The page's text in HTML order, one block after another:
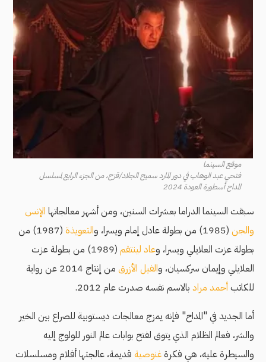
موقع السينما
فتحي عبد الوهاب في دور المارد سميح الجلاد/قزح، من الجزء الرابع لمسلسل
المداح أسطورة العودة 2024
سبقت السينما الدراما بعشرات السنين، ومن أشهر معالجاتها الإنس
والجن (1985) من بطولة عادل إمام ويسرا، و التعويذة
(1987) من
بطولة عزت العلايلي ويسرا، وعاد لينتقم
(1989) من بطولة عزت
العلايلي وإيمان سركسيان، والفيل الأزرق
من إنتاج 2014 عن رواية
للكاتبأحمد مراد بالاسم نفسه صدرت عام 2012.
أما الجديد في "المداح" فإنه يمزج معالجات ديستوبية للصراع بين الخير
والشر، فعالم الظلام الذي يتوق لفتح بوابات عالم النور للولوج إليه
والسيطرة عليه، هي فكرة غنوصية قديمة، عالجتها أفلام ومسلسلات